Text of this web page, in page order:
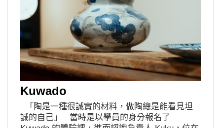
欖、陽光與海的 365 天》聯名特展 即日起至
2021 年 1 月 3 日，特別選在位於高雄港伊日好
物駁二店的二樓展覽空間，一次展出 365 件作
品。現場以 2021 年曆為概念，以法文月份命
名，在象徵馬賽港的藍色平台上依序排列展示 12
個月的手作皂盤與馬賽皂，在南台灣也能感受橄
欖、陽光與海的 365 天。現場亦開放看展民眾直
接挑選皂盤與馬賽皂，讓特別的一天作為 2021
送給自己或喜愛的人的第一份禮物。 365 天四
季釉彩手作皂盤 x 珂芬堤 LA CORVETTE 經典盒
裝馬賽皂限量組合禮 資訊請洽詢「伊日好物 YIRI
為品牌的起⼿式。 起初認識 CU，是在與「步
野」談論合作時，瞥⾒陳列於店內的飾品，靜靜
坐擁在店內的小角落，既古典，卻不偏離流行，
倘若仔細品味肥臉的穿著也是如此，小地方總是
能藏著溫暖與優雅，像極了典型女孩 ── 要說沒
有對服裝的浪漫異想，肯定是個天大的謊言吧。
受到過去閱讀童話故事的影響，那些因為女主角
而被設定出來的服裝細節，又或是停留在某個時
喜好與輪廓。 在咖啡廳裡，我們都摸不著單品咖
啡的專業術語，但依然細讀產地與風味說明，選
Kuwado
「陶是一種很誠實的材料，做陶總是能看見坦
誠的自己」 當時是以學員的身分報名了